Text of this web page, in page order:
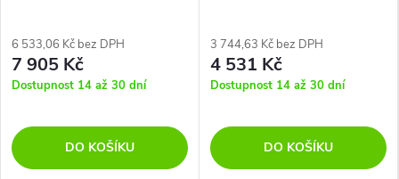
6 533,06 Kč bez DPH
7 905 Kč
Dostupnost 14 až 30 dní
DO KOŠÍKU
3 744,63 Kč bez DPH
4 531 Kč
Dostupnost 14 až 30 dní
DO KOŠÍKU